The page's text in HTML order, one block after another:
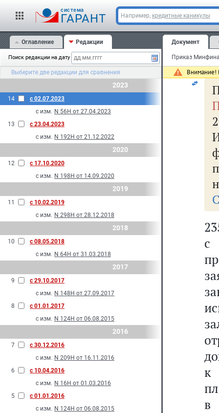
cистема
ГАРАНТ Например, кредитные каникулы
Оглавление Редакции
Поиск редакции на дату
Выберите две редакции для сравнения
2023
14
с 02.07.2023
с изм. N 56Н от 27.04.2023
13
с 23.04.2023
с изм. N 192Н от 21.12.2022
2020
12
с 17.10.2020
с изм. N 198Н от 14.09.2020
2019
11
с 10.02.2019
с изм. N 298Н от 28.12.2018
2018
10
с 08.05.2018
с изм. N 64Н от 31.03.2018
2017
9
с 29.10.2017
с изм. N 148Н от 27.09.2017
8
с 01.01.2017
с изм. N 124Н от 06.08.2015
2016
7
с 30.12.2016
с изм. N 209Н от 16.11.2016
6
с 10.04.2016
с изм. N 16Н от 01.03.2016
5
с 01.01.2016
с изм. N 124Н от 06.08.2015
Документ
Внимание!
с
к
в